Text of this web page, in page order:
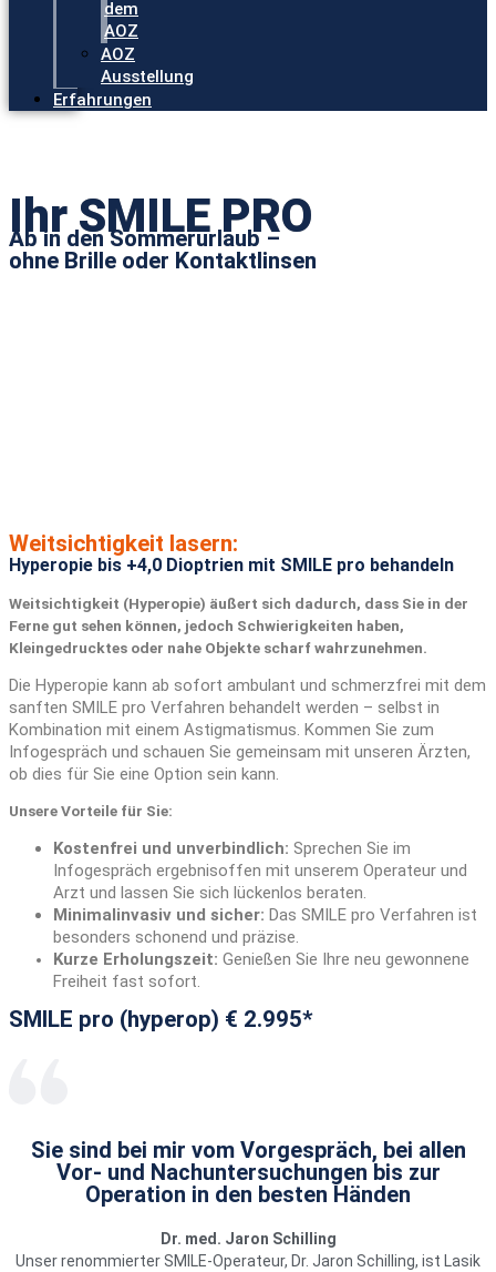
dem
AOZ
AOZ
Ausstellung
Erfahrungen
Ihr SMILE PRO
Ab in den Sommerurlaub –
ohne Brille oder Kontaktlinsen
Weitsichtigkeit lasern:
Hyperopie bis +4,0 Dioptrien mit SMILE pro behandeln
Weitsichtigkeit (Hyperopie) äußert sich dadurch, dass Sie in der
Ferne gut sehen können, jedoch Schwierigkeiten haben,
Kleingedrucktes oder nahe Objekte scharf wahrzunehmen.
Die Hyperopie kann ab sofort ambulant und schmerzfrei mit dem
sanften SMILE pro Verfahren behandelt werden – selbst in
Kombination mit einem Astigmatismus. Kommen Sie zum
Infogespräch und schauen Sie gemeinsam mit unseren Ärzten,
ob dies für Sie eine Option sein kann.
Unsere Vorteile für Sie:
Kostenfrei und unverbindlich: Sprechen Sie im
Infogespräch ergebnisoffen mit unserem Operateur und
Arzt und lassen Sie sich lückenlos beraten.
Minimalinvasiv und sicher: Das SMILE pro Verfahren ist
besonders schonend und präzise.
Kurze Erholungszeit: Genießen Sie Ihre neu gewonnene
Freiheit fast sofort.
SMILE pro (hyperop) € 2.995*
Sie sind bei mir vom Vorgespräch, bei allen
Vor- und Nachuntersuchungen bis zur
Operation in den besten Händen
Dr. med. Jaron Schilling
Unser renommierter SMILE-Operateur, Dr. Jaron Schilling, ist Lasik